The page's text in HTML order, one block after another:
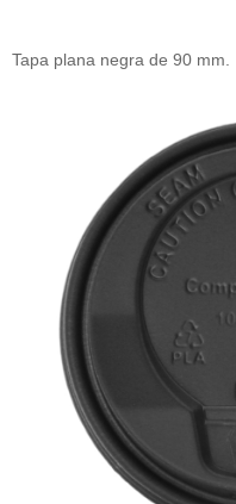
Tapa plana negra de 90 mm.